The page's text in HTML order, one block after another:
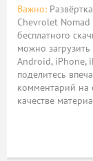
Важно:
Chevrolet Nomad
бесплатного
можно
Android, iPhone,
поделитесь
комментарий на
качестве